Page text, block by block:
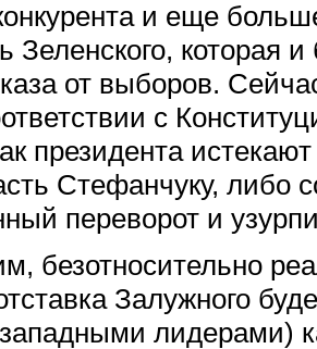
и еще
Зеленского, которая
от выборов.
с
президента
Стефанчуку, либо
переворот и
безотносительно
Залужного
лидерами)